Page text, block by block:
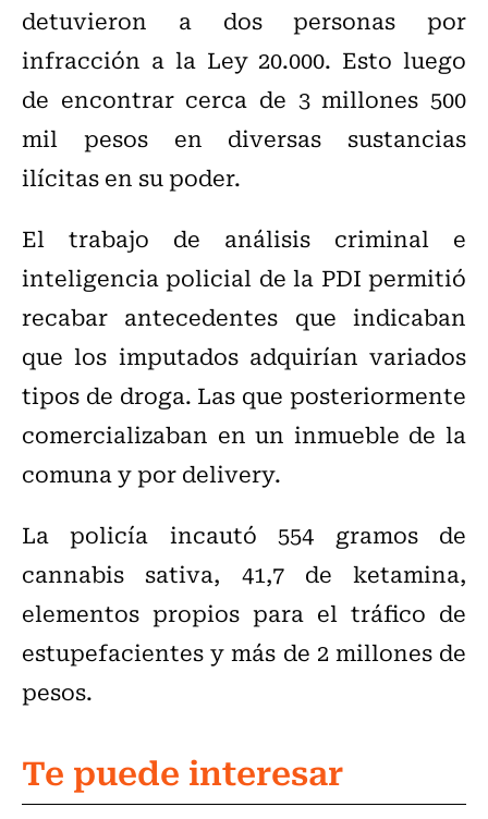
detuvieron a dos personas por
infracción a la Ley 20.000. Esto luego
de encontrar cerca de 3 millones 500
mil pesos en diversas sustancias
ilícitas en su poder.
El trabajo de análisis criminal e
inteligencia policial de la PDI permitió
recabar antecedentes que indicaban
que los imputados adquirían variados
tipos de droga. Las que posteriormente
comercializaban en un inmueble de la
comuna y por delivery.
La policía incautó 554 gramos de
cannabis sativa, 41,7 de ketamina,
elementos propios para el tráfico de
estupefacientes y más de 2 millones de
pesos.
Te puede interesar